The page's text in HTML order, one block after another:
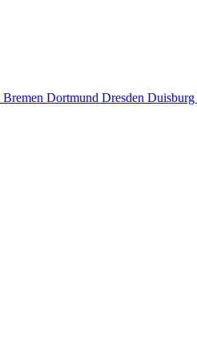
Bremen Dortmund Dresden Duisburg